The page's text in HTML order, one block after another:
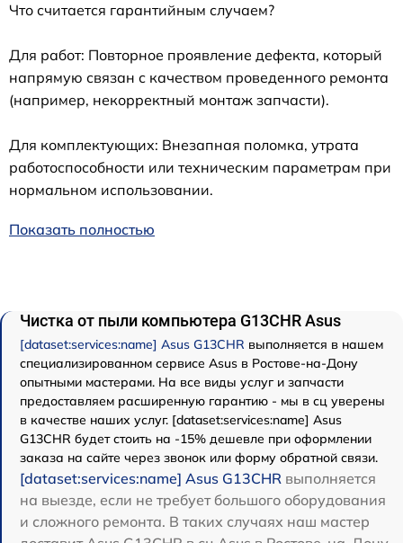
Что считается гарантийным случаем?
Для работ: Повторное проявление дефекта, который
напрямую связан с качеством проведенного ремонта
(например, некорректный монтаж запчасти).
Для комплектующих: Внезапная поломка, утрата
работоспособности или техническим параметрам при
нормальном использовании.
Показать полностью
Чистка от пыли компьютера G13CHR Asus
[dataset:services:name] Asus G13CHR выполняется в нашем
специализированном сервисе Asus в Ростове-на-Дону
опытными мастерами. На все виды услуг и запчасти
предоставляем расширенную гарантию - мы в сц уверены
в качестве наших услуг. [dataset:services:name] Asus
G13CHR будет стоить на -15% дешевле при оформлении
заказа на сайте через звонок или форму обратной связи.
[dataset:services:name] Asus G13CHR выполняется
на выезде, если не требует большого оборудования
и сложного ремонта. В таких случаях наш мастер